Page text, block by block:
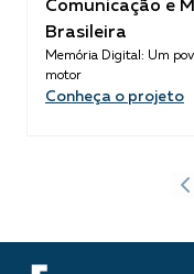
Comunicação e
Brasileira
Memória Digital: Um
motor
Conheça o projeto